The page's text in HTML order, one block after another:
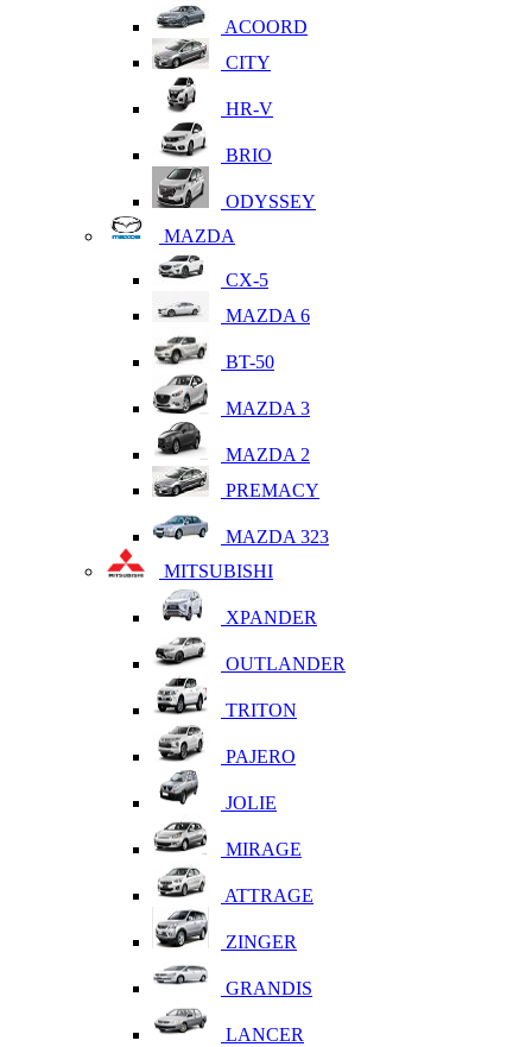
ACOORD
CITY
HR-V
BRIO
ODYSSEY
MAZDA
CX-5
MAZDA 6
BT-50
MAZDA 3
MAZDA 2
PREMACY
MAZDA 323
MITSUBISHI
XPANDER
OUTLANDER
TRITON
PAJERO
JOLIE
MIRAGE
ATTRAGE
ZINGER
GRANDIS
LANCER